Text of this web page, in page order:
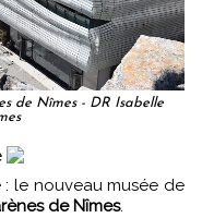
de Nîmes - DR Isabelle
de Nîmes.